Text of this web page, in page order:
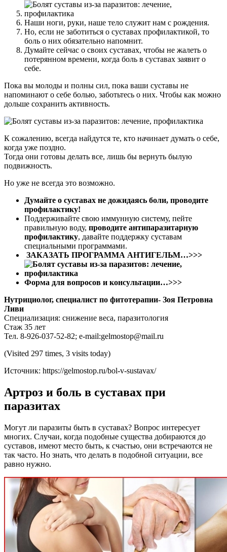
Наши ноги, руки, наше тело служит нам с рождения.
Но, если не заботиться о суставах профилактикой, то
боль о них обязательно напомнит.
Думайте сейчас о своих суставах, чтобы не жалеть о
потерянном времени, когда боль в суставах заявит о
себе.
Пока вы молоды и полны сил, пока ваши суставы не
напоминают о себе болью, заботьтесь о них. Чтобы как можно
дольше сохранить активность.
К сожалению, всегда найдутся те, кто начинает думать о себе,
когда уже поздно.
Тогда они готовы делать все, лишь бы вернуть былую
подвижность.
Но уже не всегда это возможно.
Думайте о суставах не дожидаясь боли, проводите
профилактику!
Поддерживайте свою иммунную систему, пейте
правильную воду, проводите антипаразитарную
профилактику, давайте поддержку суставам
специальными программами.
ЗАКАЗАТЬ ПРОГРАММА АНТИГЕЛЬМ…>>>
Форма для вопросов и консультации…>>>
Нутрициолог, специалист по фитотерапии- Зоя Петровна
Ливи
Специализация: снижение веса, паразитология
Стаж 35 лет
Тел. 8-926-037-52-82; e-mail:gelmostop@mail.ru
(Visited 297 times, 3 visits today)
Источник: https://gelmostop.ru/bol-v-sustavax/
Артроз и боль в суставах при
паразитах
Могут ли паразиты быть в суставах? Вопрос интересует
многих. Случаи, когда подобные существа добираются до
суставов, имеют место быть, к счастью, они встречаются не
так часто. Но знать, что делать в подобной ситуации, все
равно нужно.